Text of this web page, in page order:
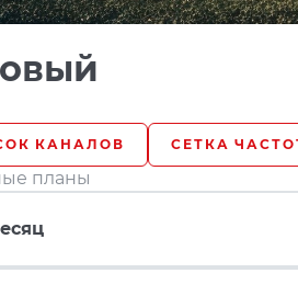
КАНАЛОВ СЕТКА
планы